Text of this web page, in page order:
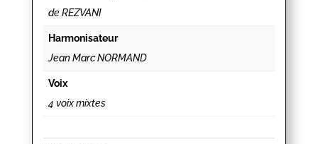
de REZVANI
Harmonisateur
Jean Marc NORMAND
Voix
4 voix mixtes